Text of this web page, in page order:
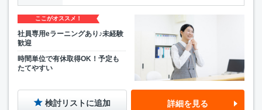
ここがオススメ！
社員専用eラーニングあり♪未経験
歓迎
時間単位で有休取得OK！予定も
たてやすい
検討リストに追加 詳細を見る